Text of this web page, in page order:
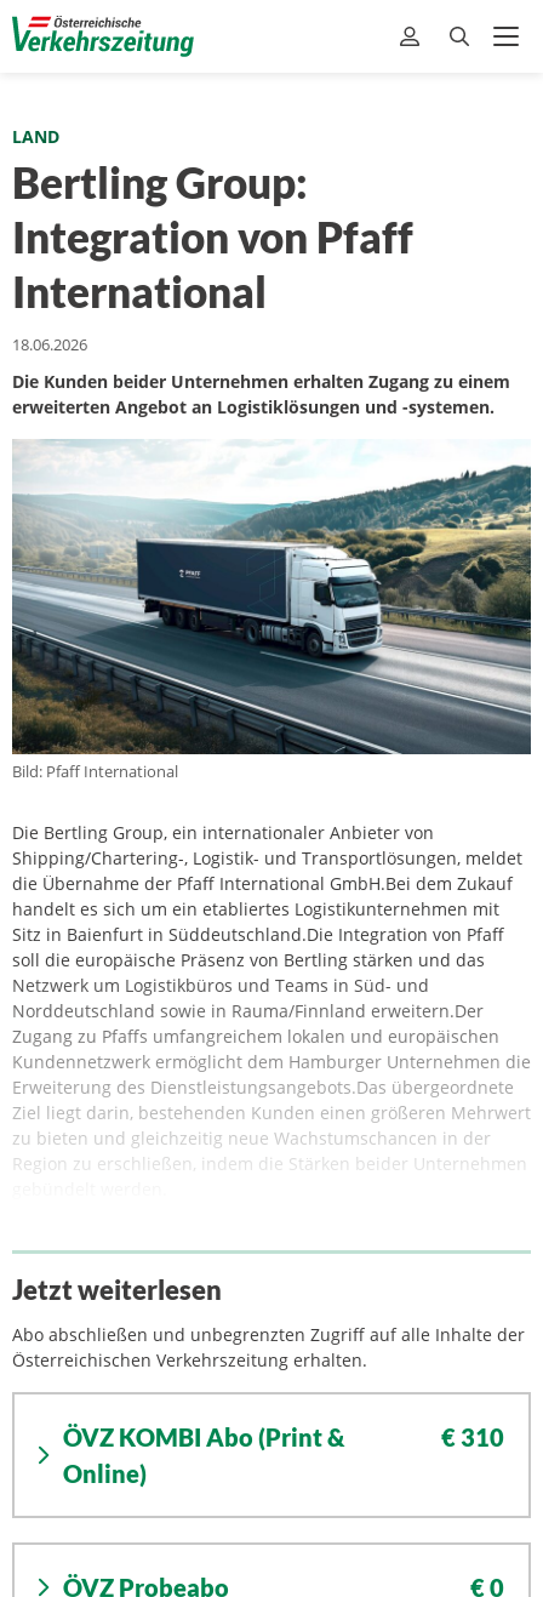
LAND
Bertling Group:
Integration von Pfaff
International
18.06.2026
Die Kunden beider Unternehmen erhalten Zugang zu einem
erweiterten Angebot an Logistiklösungen und -systemen.
Bild: Pfaff International
Die Bertling Group, ein internationaler Anbieter von
Shipping/Chartering-, Logistik- und Transportlösungen, meldet
die Übernahme der Pfaff International GmbH.Bei dem Zukauf
handelt es sich um ein etabliertes Logistikunternehmen mit
Sitz in Baienfurt in Süddeutschland.Die Integration von Pfaff
soll die europäische Präsenz von Bertling stärken und das
Netzwerk um Logistikbüros und Teams in Süd- und
Norddeutschland sowie in Rauma/Finnland erweitern.Der
Zugang zu Pfaffs umfangreichem lokalen und europäischen
Kundennetzwerk ermöglicht dem Hamburger Unternehmen die
Erweiterung des Dienstleistungsangebots.Das übergeordnete
Ziel liegt darin, bestehenden Kunden einen größeren Mehrwert
zu bieten und gleichzeitig neue Wachstumschancen in der
Region zu erschließen, indem die Stärken beider Unternehmen
Jetzt weiterlesen
Abo abschließen und unbegrenzten Zugriff auf alle Inhalte der
Österreichischen Verkehrszeitung erhalten.
ÖVZ KOMBI Abo (Print &
Online)
€ 310
ÖVZ Probeabo € 0